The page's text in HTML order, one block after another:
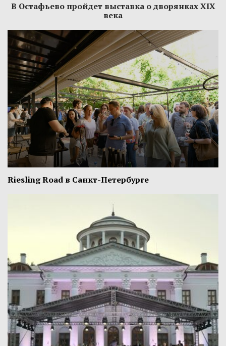
В Остафьево пройдет выставка о дворянках XIX
века
Riesling Road в Санкт-Петербурге